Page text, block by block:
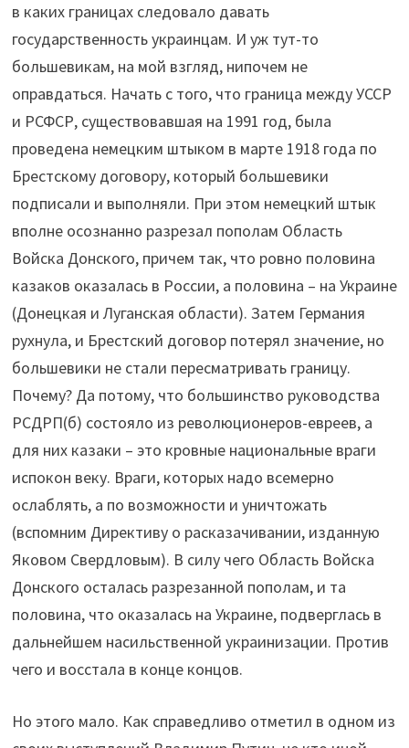
в каких границах следовало давать
государственность украинцам. И уж тут-то
большевикам, на мой взгляд, нипочем не
оправдаться. Начать с того, что граница между УССР
и РСФСР, существовавшая на 1991 год, была
проведена немецким штыком в марте 1918 года по
Брестскому договору, который большевики
подписали и выполняли. При этом немецкий штык
вполне осознанно разрезал пополам Область
Войска Донского, причем так, что ровно половина
казаков оказалась в России, а половина – на Украине
(Донецкая и Луганская области). Затем Германия
рухнула, и Брестский договор потерял значение, но
большевики не стали пересматривать границу.
Почему? Да потому, что большинство руководства
РСДРП(б) состояло из революционеров-евреев, а
для них казаки – это кровные национальные враги
испокон веку. Враги, которых надо всемерно
ослаблять, а по возможности и уничтожать
(вспомним Директиву о расказачивании, изданную
Яковом Свердловым). В силу чего Область Войска
Донского осталась разрезанной пополам, и та
половина, что оказалась на Украине, подверглась в
дальнейшем насильственной украинизации. Против
чего и восстала в конце концов.
Но этого мало. Как справедливо отметил в одном из